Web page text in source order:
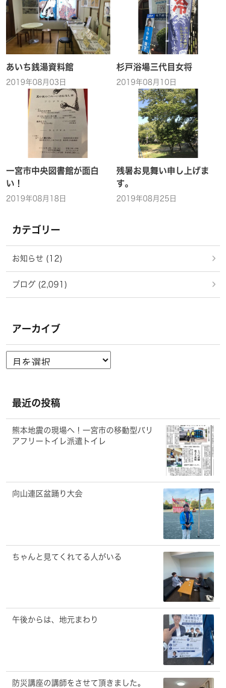
あいち銭湯資料館
2019年08月03日
杉戸浴場三代目女将
2019年08月10日
一宮市中央図書館が面白
い！
2019年08月18日
残暑お見舞い申し上げま
す。
2019年08月25日
カテゴリー
お知らせ (12)
ブログ (2,091)
アーカイブ
ー
ブ
最近の投稿
熊本地震の現場へ！一宮市の移動型バリ
アフリートイレ派遣トイレ
向山連区盆踊り大会
ちゃんと見てくれてる人がいる
午後からは、地元まわり
防災講座の講師をさせて頂きました。